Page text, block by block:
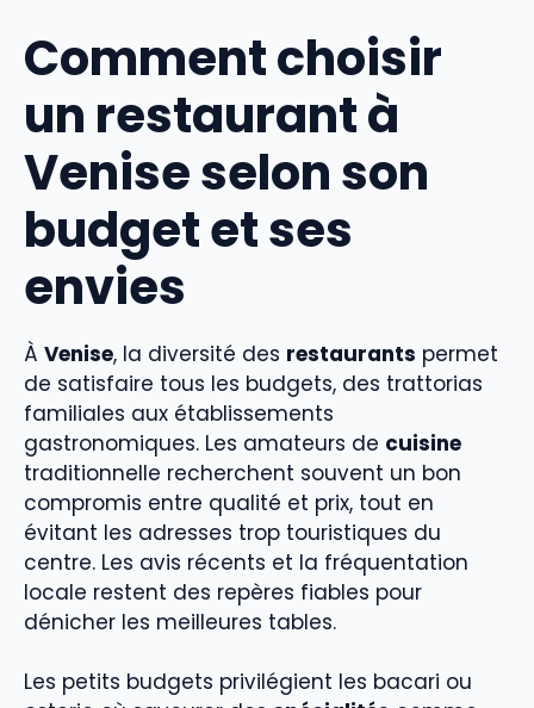
Comment choisir
un restaurant à
Venise selon son
budget et ses
envies
À Venise, la diversité des restaurants permet
de satisfaire tous les budgets, des trattorias
familiales aux établissements
gastronomiques. Les amateurs de cuisine
traditionnelle recherchent souvent un bon
compromis entre qualité et prix, tout en
évitant les adresses trop touristiques du
centre. Les avis récents et la fréquentation
locale restent des repères fiables pour
dénicher les meilleures tables.
Les petits budgets privilégient les bacari ou